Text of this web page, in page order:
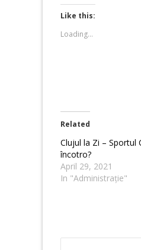
Twitter
(Opens
in
new
window)
Like this:
Loading...
Related
Clujul la Zi – Sportul
încotro?
April 29, 2021
In "Administrație"